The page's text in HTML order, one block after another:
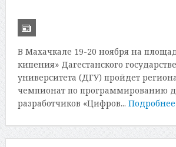
В Махачкале 19-20 ноября на
кипения» Дагестанского
университета (ДГУ) пройдет
чемпионат по программированию
разработчиков «Цифров... Подробнее